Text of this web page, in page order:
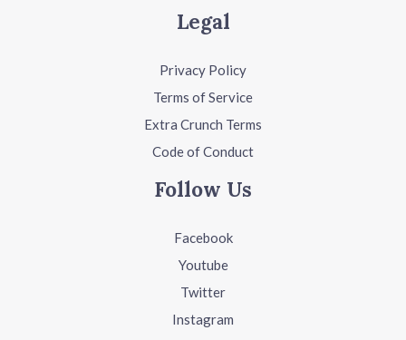
Legal
Privacy Policy
Terms of Service
Extra Crunch Terms
Code of Conduct
Follow Us
Facebook
Youtube
Twitter
Instagram